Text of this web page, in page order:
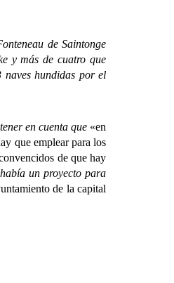
de Saintonge
y más de cuatro que
hundidas por el
en cuenta que «en
que emplear para los
de que hay
un proyecto para
de la capital